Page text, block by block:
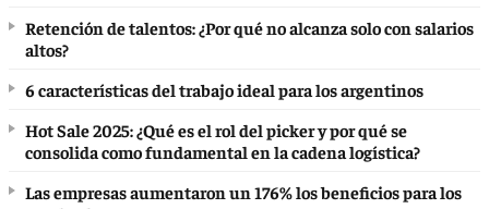
Retención de talentos: ¿Por qué no alcanza solo con salarios
altos?
6 características del trabajo ideal para los argentinos
Hot Sale 2025: ¿Qué es el rol del picker y por qué se
consolida como fundamental en la cadena logística?
Las empresas aumentaron un 176% los beneficios para los